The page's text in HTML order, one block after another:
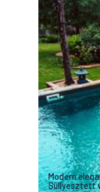
Modern
Süllyesztett